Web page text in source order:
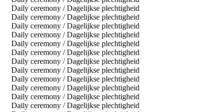
Daily ceremony / Dagelijkse plechtigheid
Daily ceremony / Dagelijkse plechtigheid
Daily ceremony / Dagelijkse plechtigheid
Daily ceremony / Dagelijkse plechtigheid
Daily ceremony / Dagelijkse plechtigheid
Daily ceremony / Dagelijkse plechtigheid
Daily ceremony / Dagelijkse plechtigheid
Daily ceremony / Dagelijkse plechtigheid
Daily ceremony / Dagelijkse plechtigheid
Daily ceremony / Dagelijkse plechtigheid
Daily ceremony / Dagelijkse plechtigheid
Daily ceremony / Dagelijkse plechtigheid